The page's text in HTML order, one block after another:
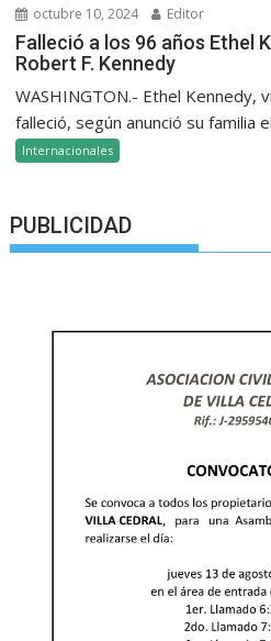
octubre 10, 2024 Editor
Falleció a los 96 años Ethel
Robert F. Kennedy
WASHINGTON.- Ethel Kennedy,
falleció, según anunció su familia
Internacionales
PUBLICIDAD